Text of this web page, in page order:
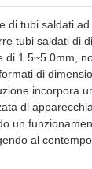
di tubi saldati
tubi saldati di
di 1.5~5.0mm,
di
incorpora
di
un
al